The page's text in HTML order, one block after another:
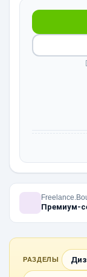
Премиум-
РАЗДЕЛЫ